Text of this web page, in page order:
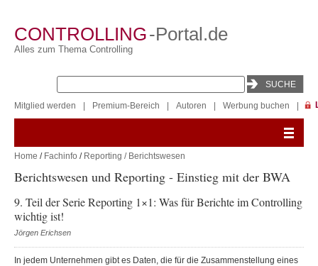
CONTROLLING-Portal.de
Alles zum Thema Controlling
Mitglied werden Premium-Bereich Autoren Werbung buchen
Home / Fachinfo / Reporting / Berichtswesen
Berichtswesen und Reporting - Einstieg mit der BWA
9. Teil der Serie Reporting 1×1: Was für Berichte im Controlling
wichtig ist!
Jörgen Erichsen
In jedem Unternehmen gibt es Daten, die für die Zusammenstellung eines